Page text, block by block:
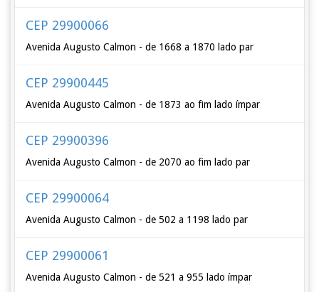
CEP 29900066
Avenida Augusto Calmon - de 1668 a 1870 lado par
CEP 29900445
Avenida Augusto Calmon - de 1873 ao fim lado ímpar
CEP 29900396
Avenida Augusto Calmon - de 2070 ao fim lado par
CEP 29900064
Avenida Augusto Calmon - de 502 a 1198 lado par
CEP 29900061
Avenida Augusto Calmon - de 521 a 955 lado ímpar